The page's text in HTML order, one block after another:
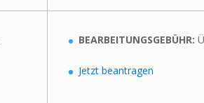
BEARBEITUNGSGEBÜHR:
Jetzt beantragen